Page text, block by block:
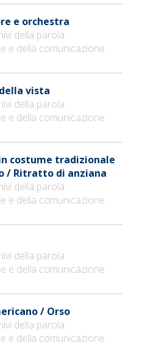
e orchestra
della parola
e della comunicazione
vista
della parola
e della comunicazione
costume tradizionale
/ Ritratto di anziana
della parola
e della comunicazione
della parola
e della comunicazione
/ Orso
della parola
e della comunicazione